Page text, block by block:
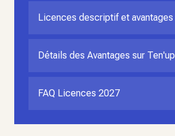
Licences descriptif et avantages
Détails des Avantages sur Ten'up
FAQ Licences 2027